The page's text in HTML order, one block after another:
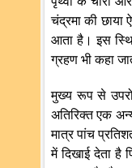
चंद्रमा की
आता है। इस
ग्रहण भी कहा
मुख्य रूप से
अतिरिक्त एक
मात्र पांच
में दिखाई देता है